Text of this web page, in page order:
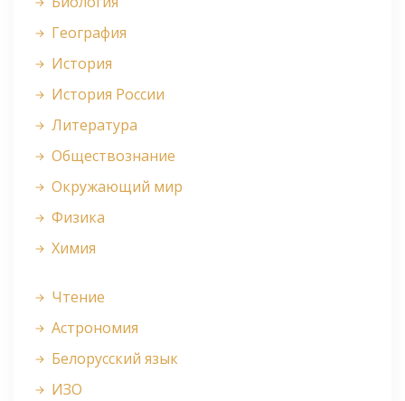
География
История
История России
Литература
Обществознание
Окружающий мир
Физика
Химия
Чтение
Астрономия
Белорусский язык
ИЗО